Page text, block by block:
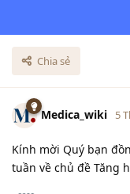
Chia sẻ
Medica_wiki 5
Kính mời Quý bạn
tuần về chủ đề Tăng